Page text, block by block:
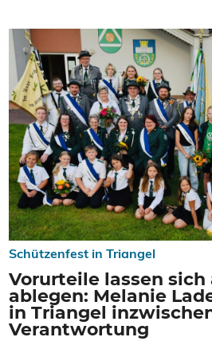
Schützenfest in Triangel
Vorurteile lassen sich
ablegen: Melanie
in Triangel
Verantwortung